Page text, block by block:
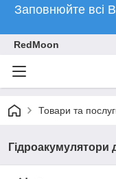
Заповнюйте всі
RedMoon
Товари та